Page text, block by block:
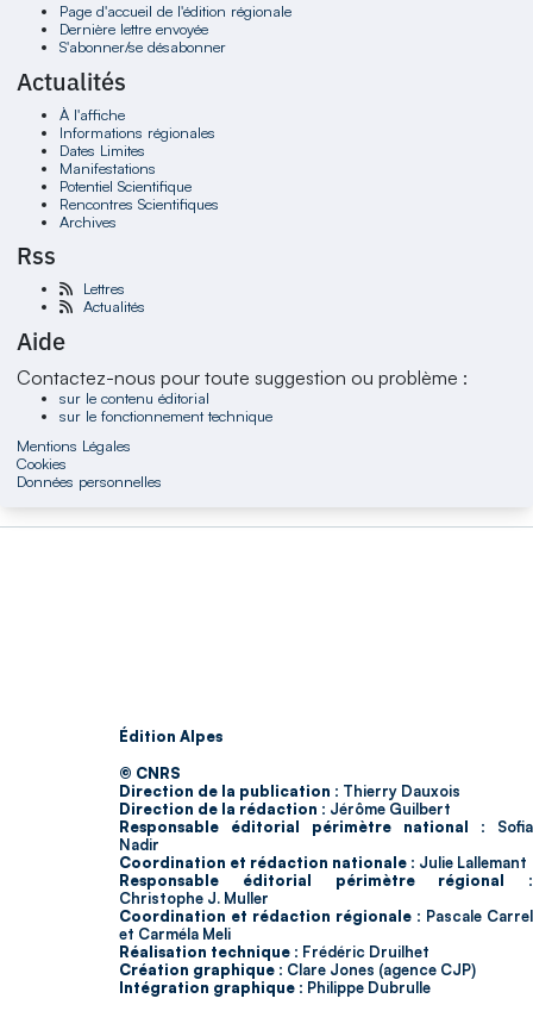
Page d'accueil de l'édition régionale
Dernière lettre envoyée
S'abonner/se désabonner
Actualités
À l'affiche
Informations régionales
Dates Limites
Manifestations
Potentiel Scientifique
Rencontres Scientifiques
Archives
Rss
Lettres
Actualités
Aide
Contactez-nous pour toute suggestion ou problème :
sur le contenu éditorial
sur le fonctionnement technique
Mentions Légales
Cookies
Données personnelles
Édition Alpes
© CNRS
Direction de la publication : Thierry Dauxois
Direction de la rédaction : Jérôme Guilbert
Responsable éditorial périmètre national : Sofia
Nadir
Coordination et rédaction nationale : Julie Lallemant
Responsable éditorial périmètre régional :
Christophe J. Muller
Coordination et rédaction régionale : Pascale Carrel
et Carméla Meli
Réalisation technique : Frédéric Druilhet
Création graphique : Clare Jones (agence CJP)
Intégration graphique : Philippe Dubrulle